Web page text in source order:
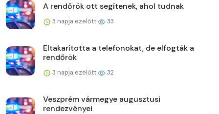
A rendőrök ott segítenek, ahol tudnak
3 napja ezelőtt 33
Eltakarította a telefonokat, de elfogták a
rendőrök
3 napja ezelőtt 32
Veszprém vármegye augusztusi
rendezvényei